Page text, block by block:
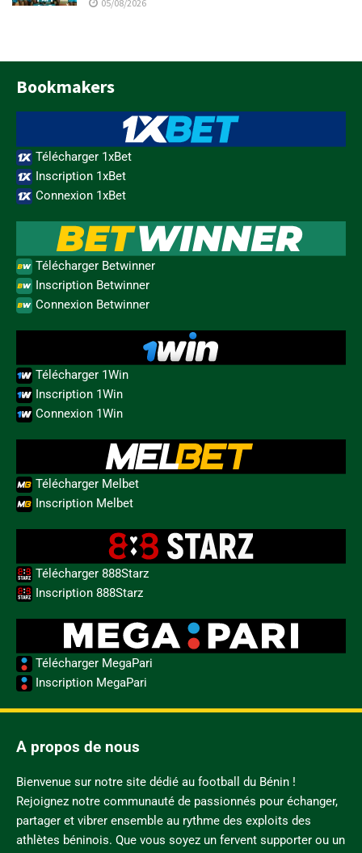
05/08/2026
Bookmakers
Télécharger 1xBet
Inscription 1xBet
Connexion 1xBet
Télécharger Betwinner
Inscription Betwinner
Connexion Betwinner
Télécharger 1Win
Inscription 1Win
Connexion 1Win
Télécharger Melbet
Inscription Melbet
Télécharger 888Starz
Inscription 888Starz
Télécharger MegaPari
Inscription MegaPari
A propos de nous
Bienvenue sur notre site dédié au football du Bénin !
Rejoignez notre communauté de passionnés pour échanger,
partager et vibrer ensemble au rythme des exploits des
athlètes béninois. Que vous soyez un fervent supporter ou un